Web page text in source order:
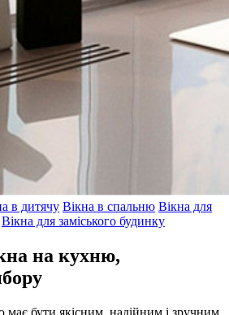
в дитячу Вікна в спальню Вікна для
Вікна для заміського будинку
на кухню,
має бути якісним, надійним і зручним